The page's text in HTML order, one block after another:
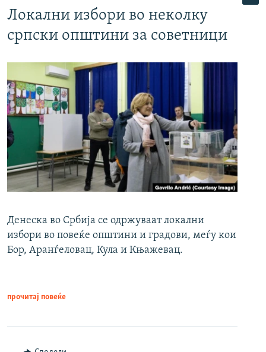
Локални избори во неколку
српски општини за советници
Денеска во Србија се одржуваат локални
избори во повеќе општини и градови, меѓу кои
Бор, Аранѓеловац, Кула и Књажевац.
прочитај повеќе